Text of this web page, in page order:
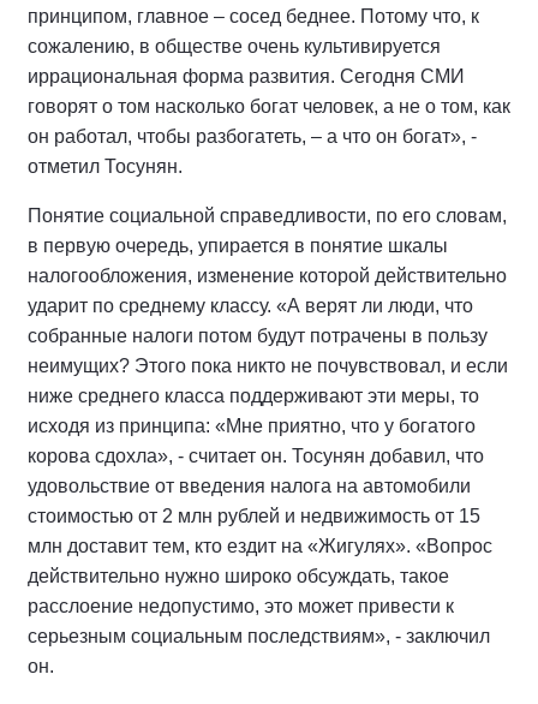
принципом, главное – сосед беднее. Потому что, к
сожалению, в обществе очень культивируется
иррациональная форма развития. Сегодня СМИ
говорят о том насколько богат человек, а не о том, как
он работал, чтобы разбогатеть, – а что он богат», -
отметил Тосунян.
Понятие социальной справедливости, по его словам,
в первую очередь, упирается в понятие шкалы
налогообложения, изменение которой действительно
ударит по среднему классу. «А верят ли люди, что
собранные налоги потом будут потрачены в пользу
неимущих? Этого пока никто не почувствовал, и если
ниже среднего класса поддерживают эти меры, то
исходя из принципа: «Мне приятно, что у богатого
корова сдохла», - считает он. Тосунян добавил, что
удовольствие от введения налога на автомобили
стоимостью от 2 млн рублей и недвижимость от 15
млн доставит тем, кто ездит на «Жигулях». «Вопрос
действительно нужно широко обсуждать, такое
расслоение недопустимо, это может привести к
серьезным социальным последствиям», - заключил
он.